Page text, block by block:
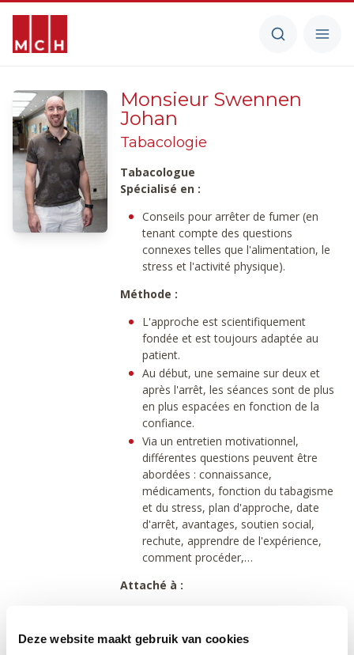
Deze website maakt gebruik van cookies
Monsieur Swennen
Johan
Tabacologie
Tabacologue
Spécialisé en :
Conseils pour arrêter de fumer (en
tenant compte des questions
connexes telles que l'alimentation, le
stress et l'activité physique).
Méthode :
L'approche est scientifiquement
fondée et est toujours adaptée au
patient.
Au début, une semaine sur deux et
après l'arrêt, les séances sont de plus
en plus espacées en fonction de la
confiance.
Via un entretien motivationnel,
différentes questions peuvent être
abordées : connaissance,
médicaments, fonction du tabagisme
et du stress, plan d'approche, date
d'arrêt, avantages, soutien social,
rechute, apprendre de l'expérience,
comment procéder,…
Attaché à :